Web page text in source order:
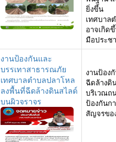
ยิ่งขึ้น
เทศบาล
อาจเกิด
มือประช
งานป้องกันและ
บรรเทาสาธารณภัย
เทศบาลตำบลปลาโหล
ลงพื้นที่ฉีดล้างดินสไลด์
บนผิวจราจร
งานป้อง
ฉีดล้างดิ
บริเวณถ
ป้องกันก
สัญจรขอ